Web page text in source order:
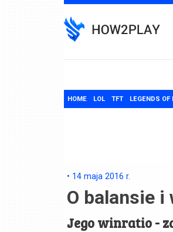
to
content
HOME LOL TFT LEGENDS OF
• 14 maja 2016 r.
O balansie
Jego winratio -